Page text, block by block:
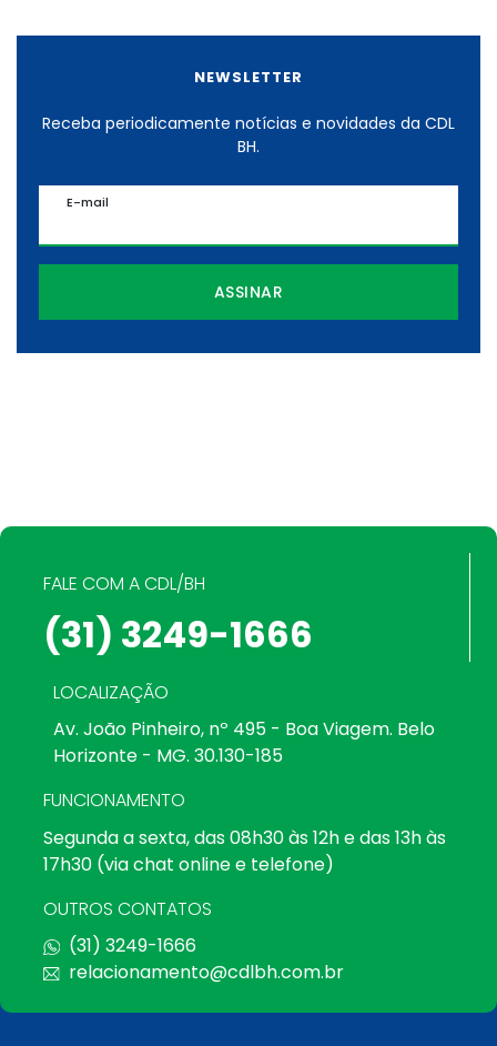
NEWSLETTER
Receba periodicamente notícias e novidades da CDL
BH.
E-mail
ASSINAR
FALE COM A CDL/BH
(31) 3249-1666
LOCALIZAÇÃO
Av. João Pinheiro, nº 495 - Boa Viagem. Belo
Horizonte - MG. 30.130-185
FUNCIONAMENTO
Segunda a sexta, das 08h30 às 12h e das 13h às
17h30 (via chat online e telefone)
OUTROS CONTATOS
(31) 3249-1666
relacionamento@cdlbh.com.br